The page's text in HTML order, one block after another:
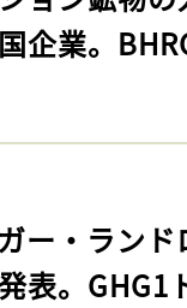
企業。
ー・ラン
表。GHG1